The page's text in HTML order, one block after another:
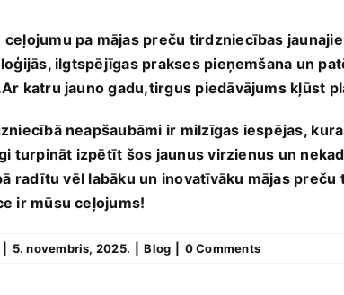
‍pa mājas preču tirdzniecības
ilgtspējīgas prakses pieņemšana​ un
katru jauno gadu,tirgus piedāvājums kļūst
neapšaubāmi ir milzīgas iespējas,
turpināt izpētīt šos jaunus virzienus un
radītu vēl labāku‌ un inovatīvāku mājas
​ir mūsu ceļojums!
5. novembris, 2025. Blog 0 Comments